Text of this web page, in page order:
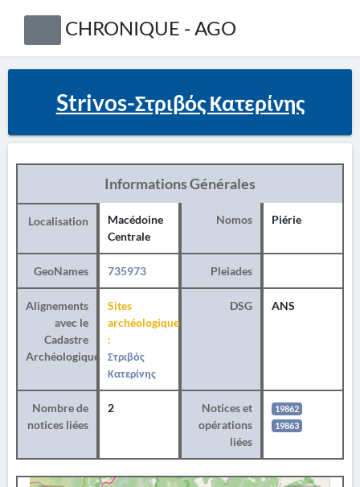
CHRONIQUE - AGO
Strivos-Στριβός Κατερίνης
Informations Générales
Localisation
Macédoine
Centrale
Nomos Piérie
GeoNames 735973 Pleiades
Alignements
avec le
Cadastre
Archéologique
Sites
archéologiques
:
Στριβός
Κατερίνης
DSG ANS
Nombre de
notices liées
2
Notices et
opérations
liées
19862
19863